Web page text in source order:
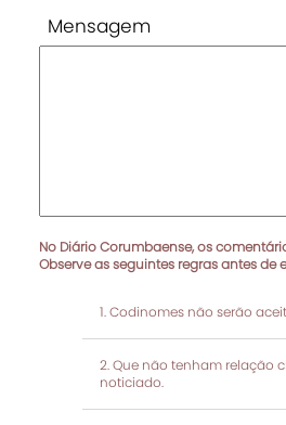
Mensagem
No Diário Corumbaense, os
Observe as seguintes regras antes de
Codinomes não serão
Que não tenham relação
noticiado.